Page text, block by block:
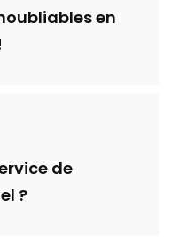
en
de
?